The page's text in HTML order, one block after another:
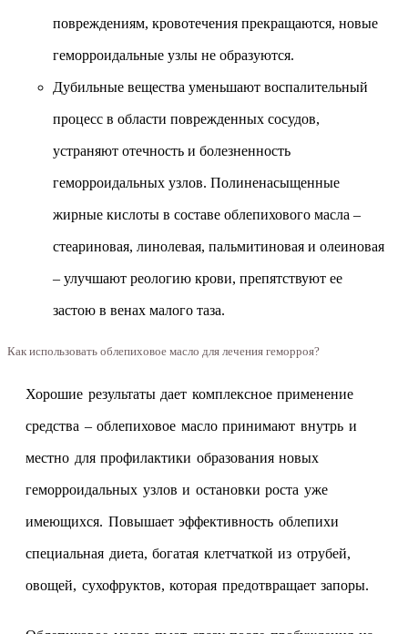
повреждениям, кровотечения прекращаются, новые
геморроидальные узлы не образуются.
Дубильные вещества уменьшают воспалительный
процесс в области поврежденных сосудов,
устраняют отечность и болезненность
геморроидальных узлов. Полиненасыщенные
жирные кислоты в составе облепихового масла –
стеариновая, линолевая, пальмитиновая и олеиновая
– улучшают реологию крови, препятствуют ее
застою в венах малого таза.
Как использовать облепиховое масло для лечения геморроя?
Хорошие результаты дает комплексное применение
средства – облепиховое масло принимают внутрь и
местно для профилактики образования новых
геморроидальных узлов и остановки роста уже
имеющихся. Повышает эффективность облепихи
специальная диета, богатая клетчаткой из отрубей,
овощей, сухофруктов, которая предотвращает запоры.